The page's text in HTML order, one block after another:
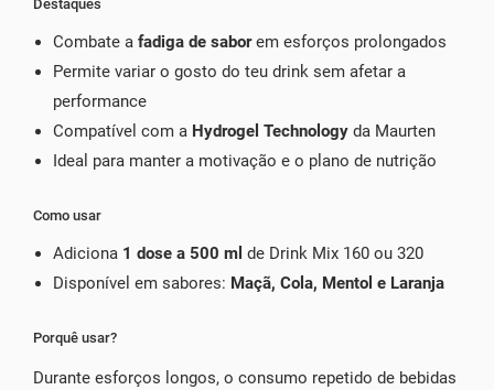
Destaques
Combate a fadiga de saborem esforços prolongados
Permite variar o gosto do teu drink sem afetar a
performance
Compatível com a Hydrogel Technology da Maurten
Ideal para manter a motivação e o plano de nutrição
Como usar
Adiciona 1 dose a 500 ml de Drink Mix 160 ou 320
Disponível em sabores: Maçã, Cola, Mentol e Laranja
Porquê usar?
Durante esforços longos, o consumo repetido de bebidas